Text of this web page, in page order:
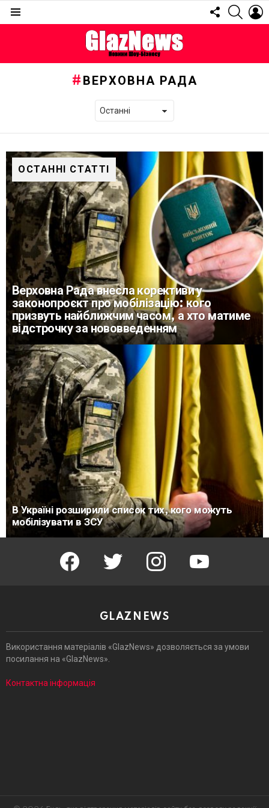
FOLLOW
US
ВЕРХОВНА РАДА
ОСТАННІ СТАТТІ
Верховна Рада внесла корективи у
законопроєкт про мобілізацію: кого
призвуть найближчим часом, а хто матиме
відстрочку за нововведенням
В Україні розширили список тих, кого можуть
мобілізувати в ЗСУ
facebook twitter instagram youtube
GLAZNEWS
Використання матеріалів «GlazNews» дозволяється за умови
посилання на «GlazNews».
Контактна інформація